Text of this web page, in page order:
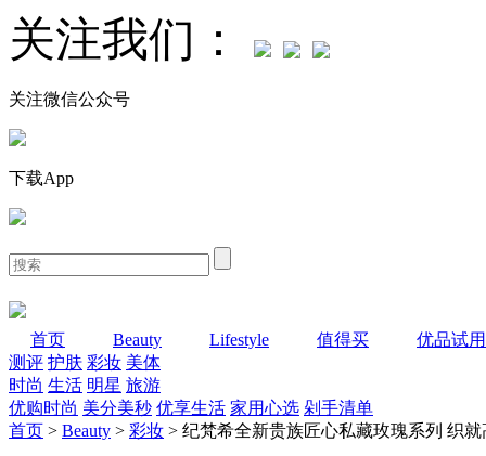
关注我们：
关注微信公众号
下载App
首页 Beauty Lifestyle 值得买
优品试用
测评 护肤 彩妆 美体
时尚 生活 明星 旅游
优购时尚 美分美秒 优享生活 家用心选 剁手清单
首页 > Beauty > 彩妆 > 纪梵希全新贵族匠心私藏玫瑰系列 织就